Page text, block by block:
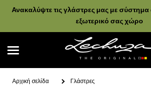
Ανακαλύψτε τις γλάστρες μας με
εξωτερικό σας χώρο
Αρχική σελίδα Γλάστρες